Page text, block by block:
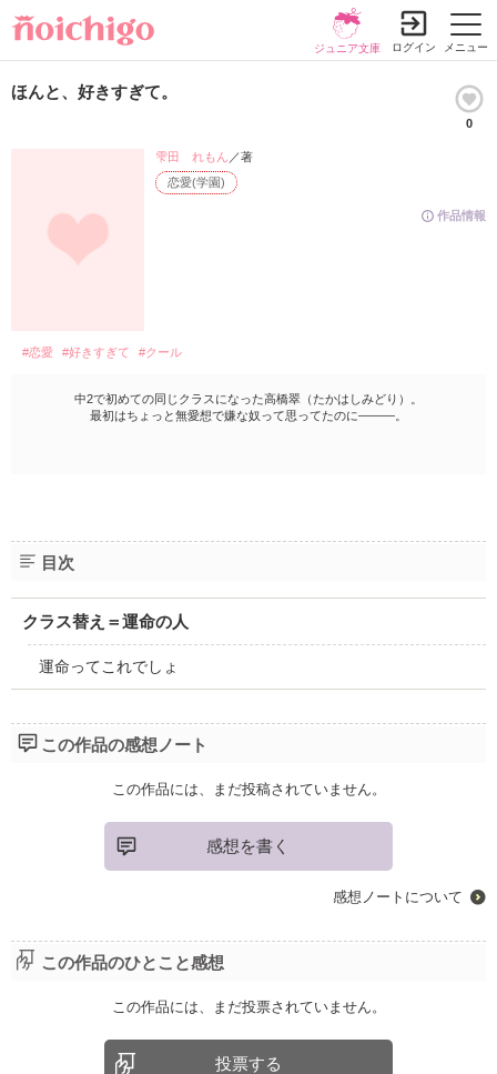
メニュー
ジュニア文庫 ログイン
ほんと、好きすぎて。
0
作品情報
恋愛(学園)
雫田 れもん ／著
#恋愛 #好きすぎて #クール
中2で初めての同じクラスになった高橋翠（たかはしみどり）。
最初はちょっと無愛想で嫌な奴って思ってたのに―――。
目次
クラス替え＝運命の人
運命ってこれでしょ
この作品の感想ノート
この作品には、まだ投稿されていません。
感想を書く
感想ノートについて
この作品のひとこと感想
この作品には、まだ投票されていません。
投票する